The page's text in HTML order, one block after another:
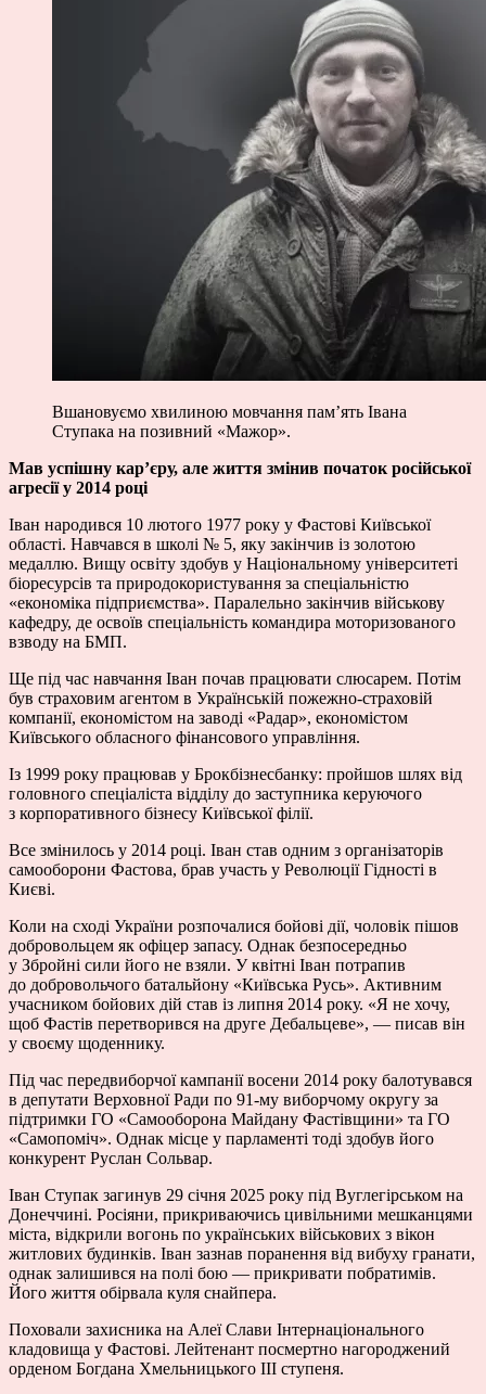
Вшановуємо хвилиною мовчання пам’ять Івана
Ступака на позивний «Мажор».
Мав успішну кар’єру, але життя змінив початок російської
агресії у 2014 році
Іван народився 10 лютого 1977 року у Фастові Київської
області. Навчався в школі № 5, яку закінчив із золотою
медаллю. Вищу освіту здобув у Національному університеті
біоресурсів та природокористування за спеціальністю
«економіка підприємства». Паралельно закінчив військову
кафедру, де освоїв спеціальність командира моторизованого
взводу на БМП.
Ще під час навчання Іван почав працювати слюсарем. Потім
був страховим агентом в Українській пожежно-страховій
компанії, економістом на заводі «Радар», економістом
Київського обласного фінансового управління.
Із 1999 року працював у Брокбізнесбанку: пройшов шлях від
головного спеціаліста відділу до заступника керуючого
з корпоративного бізнесу Київської філії.
Все змінилось у 2014 році. Іван став одним з організаторів
самооборони Фастова, брав участь у Революції Гідності в
Києві.
Коли на сході України розпочалися бойові дії, чоловік пішов
добровольцем як офіцер запасу. Однак безпосередньо
у Збройні сили його не взяли. У квітні Іван потрапив
до добровольчого батальйону «Київська Русь». Активним
учасником бойових дій став із липня 2014 року. «Я не хочу,
щоб Фастів перетворився на друге Дебальцеве», — писав він
у своєму щоденнику.
Під час передвиборчої кампанії восени 2014 року балотувався
в депутати Верховної Ради по 91-му виборчому округу за
підтримки ГО «Самооборона Майдану Фастівщини» та ГО
«Самопоміч». Однак місце у парламенті тоді здобув його
конкурент Руслан Сольвар.
Іван Ступак загинув 29 січня 2025 року під Вуглегірськом на
Донеччині. Росіяни, прикриваючись цивільними мешканцями
міста, відкрили вогонь по українських військових з вікон
житлових будинків. Іван зазнав поранення від вибуху гранати,
однак залишився на полі бою — прикривати побратимів.
Його життя обірвала куля снайпера.
Поховали захисника на Алеї Слави Інтернаціонального
кладовища у Фастові. Лейтенант посмертно нагороджений
орденом Богдана Хмельницького III ступеня.